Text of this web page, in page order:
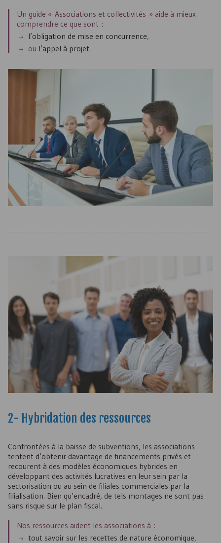
Un guide « Associations et collectivités » aide à mieux
comprendre ce que sont :
l’obligation de mise en concurrence,
ou l’appel à projet.
2- Hybridation des ressources
Confrontées à la baisse de subventions, les associations
tentent d’obtenir davantage de financements privés et
recourent à des modèles économiques hybrides en
développant des activités lucratives en leur sein par la
sectorisation ou au sein de filiales commerciales par la
filialisation. Bien qu’encadré, de tels montages ne sont pas
sans risque sur le plan fiscal.
Nos ressources aident les associations à :
tout savoir sur les recettes de nature économique,